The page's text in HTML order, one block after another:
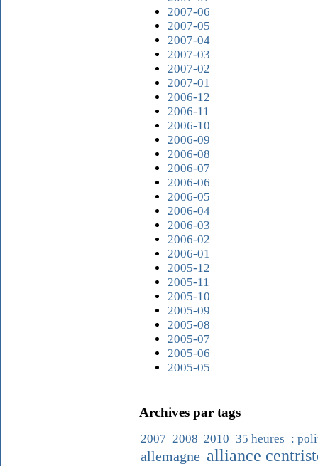
2007-06
2007-05
2007-04
2007-03
2007-02
2007-01
2006-12
2006-11
2006-10
2006-09
2006-08
2006-07
2006-06
2006-05
2006-04
2006-03
2006-02
2006-01
2005-12
2005-11
2005-10
2005-09
2005-08
2005-07
2005-06
2005-05
Archives par tags
2007 2008 2010 35 heures :
allemagne alliance